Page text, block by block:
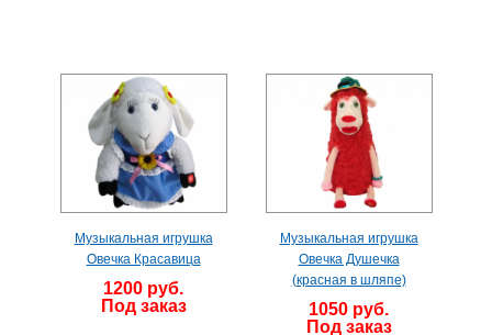
Музыкальная игрушка
Овечка Красавица
1200 руб.
Под заказ
Музыкальная игрушка
Овечка Душечка
(красная в шляпе)
1050 руб.
Под заказ